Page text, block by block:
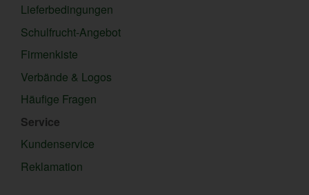
Lieferbedingungen
Schulfrucht-Angebot
Firmenkiste
Verbände & Logos
Häufige Fragen
Service
Kundenservice
Reklamation